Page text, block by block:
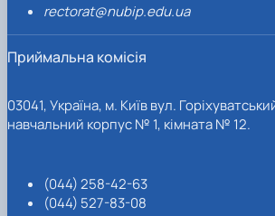
rectorat@nubip.edu.ua
Приймальна комісія
03041, Україна, м. Київ вул.
навчальний корпус № 1, кімната № 12.
(044) 258-42-63
(044) 527-83-08